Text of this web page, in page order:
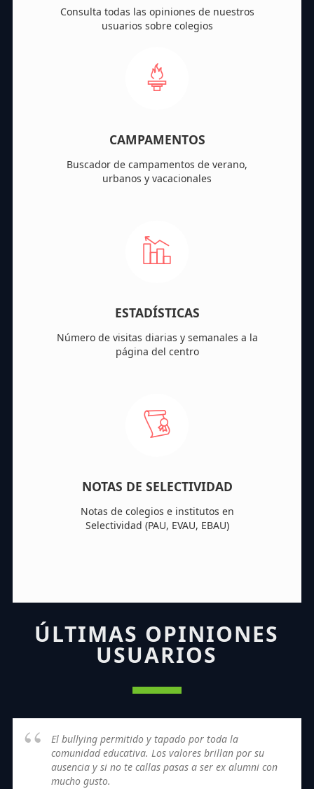
Consulta todas las opiniones de nuestros
usuarios sobre colegios
CAMPAMENTOS
Buscador de campamentos de verano,
urbanos y vacacionales
ESTADÍSTICAS
Número de visitas diarias y semanales a la
página del centro
NOTAS DE SELECTIVIDAD
Notas de colegios e institutos en
Selectividad (PAU, EVAU, EBAU)
ÚLTIMAS OPINIONES
USUARIOS
El bullying permitido y tapado por toda la
comunidad educativa. Los valores brillan por su
ausencia y si no te callas pasas a ser ex alumni con
mucho gusto.